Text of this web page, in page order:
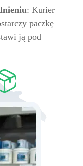
: Kurier
paczkę
ją pod